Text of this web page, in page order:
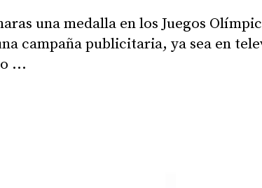
una medalla en los Juegos
campaña publicitaria, ya sea en